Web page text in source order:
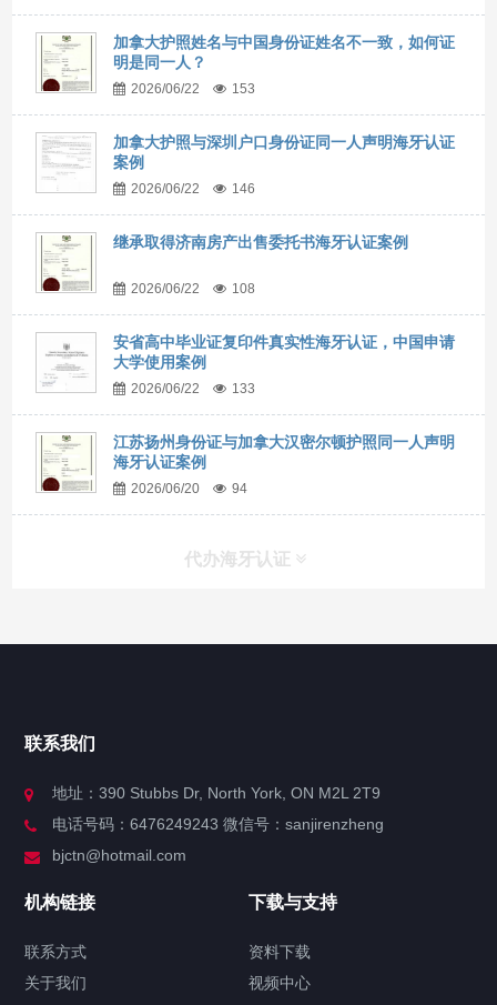
加拿大护照姓名与中国身份证姓名不一致，如何证
明是同一人？
2026/06/22 153
加拿大护照与深圳户口身份证同一人声明海牙认证
案例
2026/06/22 146
继承取得济南房产出售委托书海牙认证案例
2026/06/22 108
安省高中毕业证复印件真实性海牙认证，中国申请
大学使用案例
2026/06/22 133
江苏扬州身份证与加拿大汉密尔顿护照同一人声明
海牙认证案例
2026/06/20 94
代办海牙认证
服务分类
签署类文件海牙认证程序费用
联系我们
地址：390 Stubbs Dr, North York, ON M2L 2T9
电话号码：6476249243 微信号：sanjirenzheng
bjctn@hotmail.com
机构链接
联系方式
关于我们
下载与支持
资料下载
视频中心